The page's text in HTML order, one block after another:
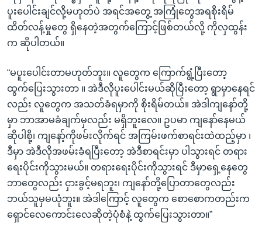
ပူးပေါင်းချင်လို့မဟုတ်ပဲ အရင်အတွေ့ အကြုံတွေအရစိုးရိမ်
ထိတ်လန့်မှုတွေ ရှိနေတဲ့အတွက်ကြောင့်ဖြစ်တယ်လို့ ကိုလှထွန်း
က ဆိုပါတယ်။
“မပူးပေါင်းတာမဟုတ်ဘူး။ လူတွေက ကြောက်ရွံ့ပြီးတော့
ထွက်ပြေးသွားတာ ။ အဲဒီလိုပူးပေါင်းမယ်ဆိုပြီးတော့ ရွာမှာနေရင်
လည်း လူတွေက အသတ်ခံရမှာကို စိုးရိမ်တယ်။ အဲဒါကျနော်တို့
မှာ ဘာအာမခံချက်မှလည်း မရှိဘူးလေ။ ဥပမာ ကျနော်နေမယ်
ဆိုပါစို့၊ ကျနော့်ကိုဖမ်းလိုက်ရင် အကြမ်းဖက်စာရင်းထဲထည့်မှာ ၊
ဒီမှာ အဲဒီလိုအဖမ်းခံရပြီးတော့ အဲဒီစာရင်းမှာ ပါသွားရင် တရား
ရေးပိုင်းကိုသွားမယ်။ တရားရေးပိုင်းကိုသွားရင် ဒီမှာရှေ့နေတွေ
ဘာတွေလည်း ငှားခွင့်မရဘူး၊ ကျနော်တို့ပြောတာတွေလည်း
ဘယ်သူမှမယုံဘူး။ အဲဒါကြောင့် လူတွေက စောစောကတည်းက
ရှောင်လေကောင်းလေဆိုတဲ့ပုံစံနဲ့ ထွက်ပြေးသွားတာ။”